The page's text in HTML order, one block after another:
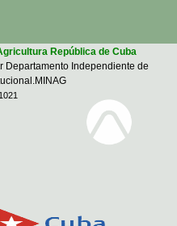
República de Cuba
Departamento Independiente de